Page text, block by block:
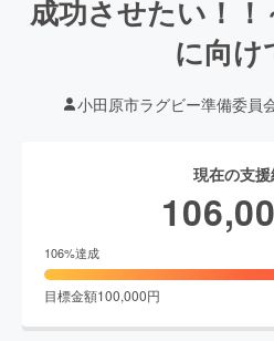
成功させたい！
に向け
小田原市ラグビー準備委員
現在の支
106%達成
目標金額100,000円